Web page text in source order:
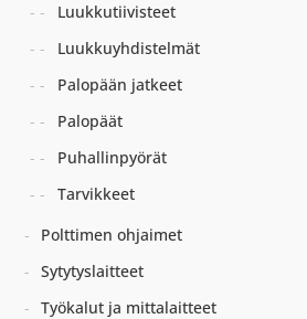
Luukkutiivisteet
Luukkuyhdistelmät
Palopään jatkeet
Palopäät
Puhallinpyörät
Tarvikkeet
Polttimen ohjaimet
Sytytyslaitteet
Työkalut ja mittalaitteet